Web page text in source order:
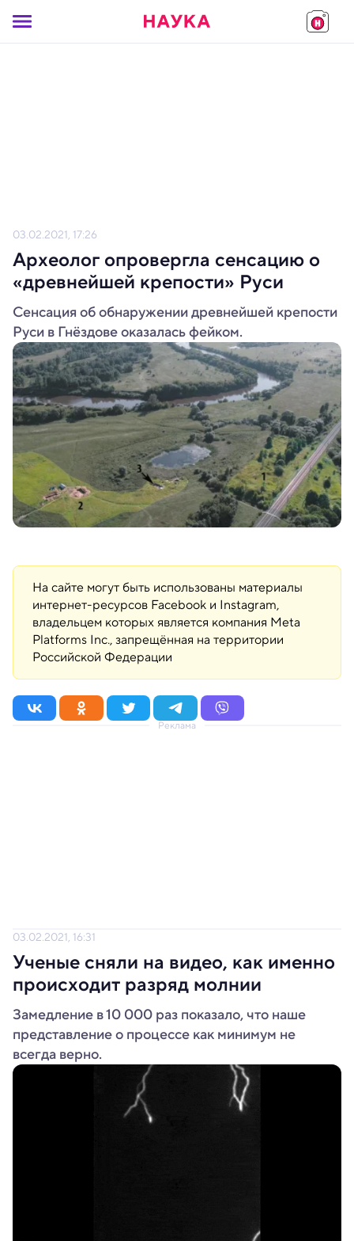
03.02.2021, 17:26
Археолог опровергла сенсацию о
«древнейшей крепости» Руси
Сенсация об обнаружении древнейшей крепости
Руси в Гнёздове оказалась фейком.
На сайте могут быть использованы материалы
интернет-ресурсов Facebook и Instagram,
владельцем которых является компания Meta
Platforms Inc., запрещённая на территории
Российской Федерации
Реклама
03.02.2021, 16:31
Ученые сняли на видео, как именно
происходит разряд молнии
Замедление в 10 000 раз показало, что наше
представление о процессе как минимум не
всегда верно.